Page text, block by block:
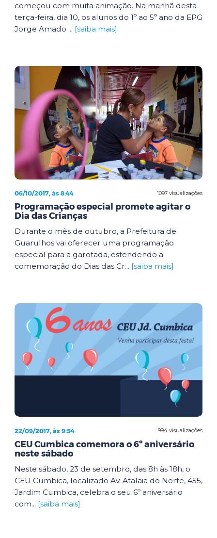
começou com muita animação. Na manhã desta
terça-feira, dia 10, os alunos do 1º ao 5º ano da EPG
Jorge Amado ... [saiba mais]
1097 visualizações
06/10/2017, às 8:44
Programação especial promete agitar o
Dia das Crianças
Durante o mês de outubro, a Prefeitura de
Guarulhos vai oferecer uma programação
especial para a garotada, estendendo a
comemoração do Dias das Cr... [saiba mais]
994 visualizações
22/09/2017, às 9:54
CEU Cumbica comemora o 6º aniversário
neste sábado
Neste sábado, 23 de setembro, das 8h às 18h, o
CEU Cumbica, localizado Av. Atalaia do Norte, 455,
Jardim Cumbica, celebra o seu 6º aniversário
com... [saiba mais]